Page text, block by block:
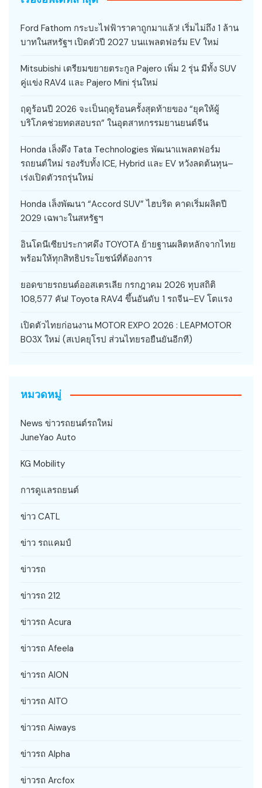
Ford Fathom กระบะไฟฟ้าราคาถูกมาแล้ว! เริ่มไม่ถึง 1 ล้าน
บาทในสหรัฐฯ เปิดตัวปี 2027 บนแพลตฟอร์ม EV ใหม่
Mitsubishi เตรียมขยายตระกูล Pajero เพิ่ม 2 รุ่น มีทั้ง SUV
คู่แข่ง RAV4 และ Pajero Mini รุ่นใหม่
ฤดูร้อนปี 2026 จะเป็นฤดูร้อนครั้งสุดท้ายของ “ยุคให้ผู้
บริโภคช่วยทดสอบรถ” ในอุตสาหกรรมยานยนต์จีน
Honda เล็งดึง Tata Technologies พัฒนาแพลตฟอร์ม
รถยนต์ใหม่ รองรับทั้ง ICE, Hybrid และ EV หวังลดต้นทุน–
เร่งเปิดตัวรถรุ่นใหม่
Honda เล็งพัฒนา “Accord SUV” ไฮบริด คาดเริ่มผลิตปี
2029 เฉพาะในสหรัฐฯ
อินโดนีเซียประกาศดึง TOYOTA ย้ายฐานผลิตหลักจากไทย
พร้อมให้ทุกสิทธิประโยชน์ที่ต้องการ
ยอดขายรถยนต์ออสเตรเลีย กรกฎาคม 2026 ทุบสถิติ
108,577 คัน! Toyota RAV4 ขึ้นอันดับ 1 รถจีน–EV โตแรง
เปิดตัวไทยก่อนงาน MOTOR EXPO 2026 : LEAPMOTOR
B03X ใหม่ (สเปคยุโรป ส่วนไทยรอยืนยันอีกที)
หมวดหมู่
News ข่าวรถยนต์รถใหม่
JuneYao Auto
KG Mobility
การดูแลรถยนต์
ข่าว CATL
ข่าว รถแคมป์
ข่าวรถ
ข่าวรถ 212
ข่าวรถ Acura
ข่าวรถ Afeela
ข่าวรถ AION
ข่าวรถ AITO
ข่าวรถ Aiways
ข่าวรถ Alpha
ข่าวรถ Arcfox